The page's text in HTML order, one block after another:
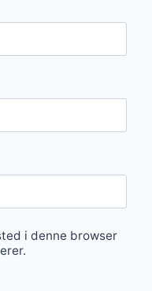
i denne browser